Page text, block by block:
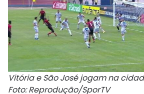
Vitória e São José jogam na
Foto: Reprodução/SporTV